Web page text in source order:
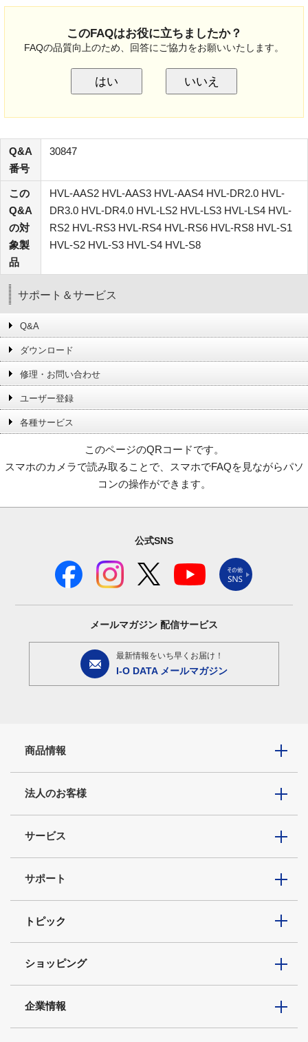
このFAQはお役に立ちましたか？
FAQの品質向上のため、回答にご協力をお願いいたします。
はい いいえ
Q&A
番号
30847
この
Q&A
の対
象製
品
HVL-AAS2 HVL-AAS3 HVL-AAS4 HVL-DR2.0 HVL-
DR3.0 HVL-DR4.0 HVL-LS2 HVL-LS3 HVL-LS4 HVL-
RS2 HVL-RS3 HVL-RS4 HVL-RS6 HVL-RS8 HVL-S1
HVL-S2 HVL-S3 HVL-S4 HVL-S8
サポート＆サービス
Q&A
ダウンロード
修理・お問い合わせ
ユーザー登録
各種サービス
このページのQRコードです。
スマホのカメラで読み取ることで、スマホでFAQを見ながらパソ
コンの操作ができます。
公式SNS
メールマガジン 配信サービス
最新情報をいち早くお届け！
I-O DATA メールマガジン
商品情報
法人のお客様
サービス
サポート
トピック
ショッピング
企業情報